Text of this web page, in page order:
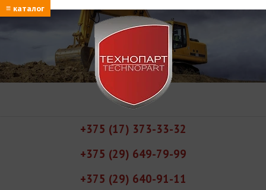
≡ каталог
+375 (17) 373-33-32
+375 (29) 649-79-99
+375 (29) 640-91-11